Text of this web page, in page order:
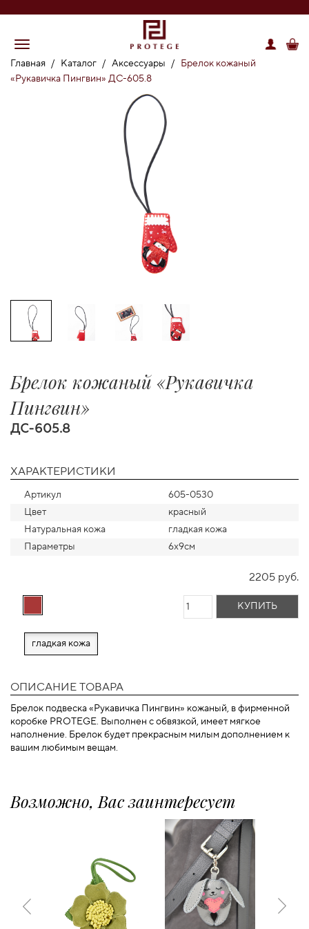
Главная / Каталог / Аксессуары / Брелок кожаный
«Рукавичка Пингвин» ДС-605.8
Брелок кожаный «Рукавичка
Пингвин»
ДС-605.8
ХАРАКТЕРИСТИКИ
Артикул
605-0530
Цвет
красный
Натуральная кожа
гладкая кожа
Параметры
6х9см
2205 руб.
КУПИТЬ
гладкая кожа
ОПИСАНИЕ ТОВАРА
Брелок подвеска «Рукавичка Пингвин» кожаный, в фирменной
коробке PROTEGE. Выполнен с обвязкой, имеет мягкое
наполнение. Брелок будет прекрасным милым дополнением к
вашим любимым вещам.
Возможно, Вас заинтересует